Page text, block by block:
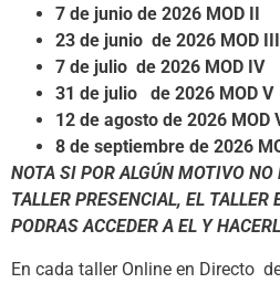
7 de junio de 2026 MOD II
23 de junio de 2026 MOD III
7 de julio de 2026 MOD IV
31 de julio de 2026 MOD V
12 de agosto de 2026 MOD
8 de septiembre de 2026
NOTA SI POR ALGÚN MOTIVO NO
TALLER PRESENCIAL, EL TALLER
PODRAS ACCEDER A EL Y
En cada taller Online en Directo